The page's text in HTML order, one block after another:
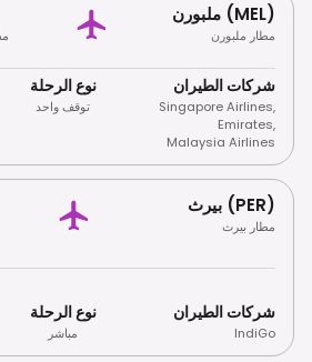
ملبورن (MEL)
مطار ملبورن
نوع الرحلة
توقف واحد
شركات الطيران
Singapore Airlines,
Emirates,
Malaysia Airlines
بيرث (PER)
مطار بيرث
نوع الرحلة
مباشر
شركات الطيران
IndiGo